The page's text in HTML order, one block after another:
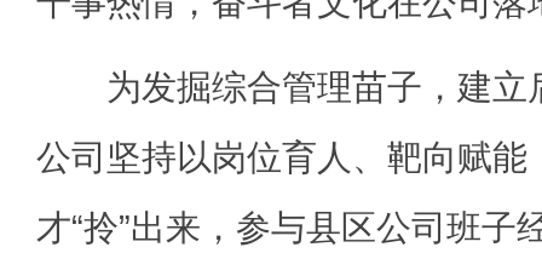
为发掘综合管理苗子，建立
公司坚持以岗位育人、靶向赋能
才“拎”出来，参与县区公司班子